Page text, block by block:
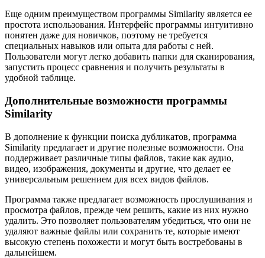
Еще одним преимуществом программы Similarity является ее
простота использования. Интерфейс программы интуитивно
понятен даже для новичков, поэтому не требуется
специальных навыков или опыта для работы с ней.
Пользователи могут легко добавить папки для сканирования,
запустить процесс сравнения и получить результаты в
удобной таблице.
Дополнительные возможности программы
Similarity
В дополнение к функции поиска дубликатов, программа
Similarity предлагает и другие полезные возможности. Она
поддерживает различные типы файлов, такие как аудио,
видео, изображения, документы и другие, что делает ее
универсальным решением для всех видов файлов.
Программа также предлагает возможность прослушивания и
просмотра файлов, прежде чем решить, какие из них нужно
удалить. Это позволяет пользователям убедиться, что они не
удаляют важные файлы или сохранить те, которые имеют
высокую степень похожести и могут быть востребованы в
дальнейшем.